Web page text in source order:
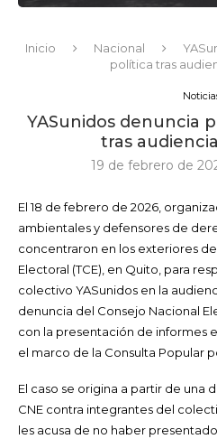
Inicio Nacional
política tras
YASunidos denuncia
tras
19 de febrero de
El 18 de febrero de 2026,
ambientales y defensores de
concentraron en los exteriores
Electoral (TCE), en Quito, para
colectivo YASunidos en la
denuncia del Consejo Nacional
con la presentación de informes
el marco de la Consulta Popular
El caso se origina a partir de una
CNE contra integrantes del
les acusa de no haber